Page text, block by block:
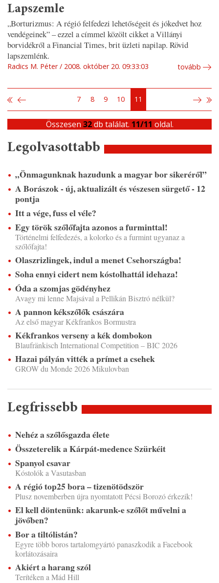
Lapszemle
„Borturizmus: A régió felfedezi lehetőségeit és jókedvet hoz
vendégeinek” – ezzel a címmel közölt cikket a Villányi
borvidékről a Financial Times, brit üzleti napilap. Rövid
lapszemlénk.
Radics M. Péter 2008. október 20. 09:33:03 tovább
7 8 9 10 11
Összesen 32db találat. 11/11 oldal.
Legolvasottabb
„Önmagunknak hazudunk a magyar bor sikeréről”
A Borászok - új, aktualizált és vészesen sürgető - 12
pontja
Itt a vége, fuss el véle?
Egy török szőlőfajta azonos a furminttal!
Történelmi felfedezés, a kolorko és a furmint ugyanaz a
szőlőfajta!
Olaszrizlingek, indul a menet Csehországba!
Soha ennyi cidert nem kóstolhattál idehaza!
Óda a szomjas gödényhez
Avagy mi lenne Majsával a Pellikán Bisztró nélkül?
A pannon kékszőlők császára
Az első magyar Kékfrankos Bormustra
Kékfrankos verseny a kék dombokon
Blaufränkisch International Competition – BIC 2026
Hazai pályán vitték a prímet a csehek
GROW du Monde 2026 Mikulovban
Legfrissebb
Nehéz a szőlősgazda élete
Összeterelik a Kárpát-medence Szürkéit
Spanyol csavar
Kóstolók a Vasutasban
A régió top25 bora – tizenötödször
Plusz novemberben újra nyomtatott Pécsi Borozó érkezik!
El kell döntenünk: akarunk-e szőlőt művelni a
jövőben?
Bor a tiltólistán?
Egyre több boros tartalomgyártó panaszkodik a Facebook
korlátozásaira
Akiért a harang szól
Terítéken a Mád Hill